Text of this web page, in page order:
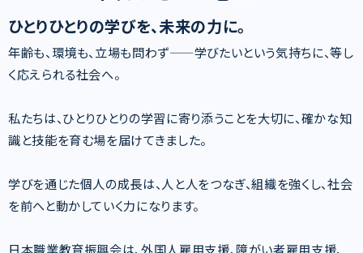
ひとりひとりの学びを、未来の力に。
年齢も、環境も、立場も問わず——学びたいという気持ちに、等し
く応えられる社会へ。
私たちは、ひとりひとりの学習に寄り添うことを大切に、確かな知
識と技能を育む場を届けてきました。
学びを通じた個人の成長は、人と人をつなぎ、組織を強くし、社会
を前へと動かしていく力になります。
日本職業教育振興会は、外国人雇用支援、障がい者雇用支援、